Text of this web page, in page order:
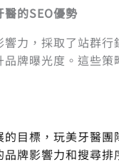
的SEO優勢
力，採取了站群
牌曝光度。這些
目標，玩美牙醫
牌影響力和搜尋排